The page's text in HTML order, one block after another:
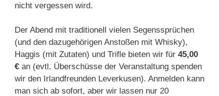
nicht vergessen wird.
Der Abend mit traditionell vielen Segenssprüchen
(und den dazugehörigen Anstoßen mit Whisky),
Haggis (mit Zutaten) und Trifle bieten wir für 45,00
€ an (evtl. Überschüsse der Veranstaltung spenden
wir den Irlandfreunden Leverkusen). Anmelden kann
man sich ab sofort, aber wir lassen nur 20